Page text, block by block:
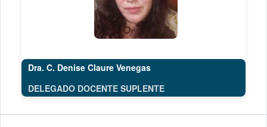
Dra. C. Denise Claure Venegas
DELEGADO DOCENTE SUPLENTE